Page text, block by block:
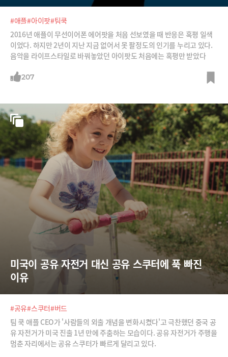
#애플#아이팟#팀쿡
2016년 애플이 무선이어폰 에어팟을 처음 선보였을 때 반응은 혹평 일색
이었다. 하지만 2년이 지난 지금 없어서 못 팔정도의 인기를 누리고 있다.
음악을 라이프스타일로 바꿔놓았던 아이팟도 처음에는 혹평만 받았다
207
미국이 공유 자전거 대신 공유 스쿠터에 푹 빠진
이유
#공유#스쿠터#버드
팀 쿡 애플 CEO가 '사람들의 외출 개념을 변화시켰다'고 극찬했던 중국 공
유 자전거가 미국 진출 1년 만에 주춤하는 모습이다. 공유 자전거가 주행을
멈춘 자리에서는 공유 스쿠터가 빠르게 달리고 있다.